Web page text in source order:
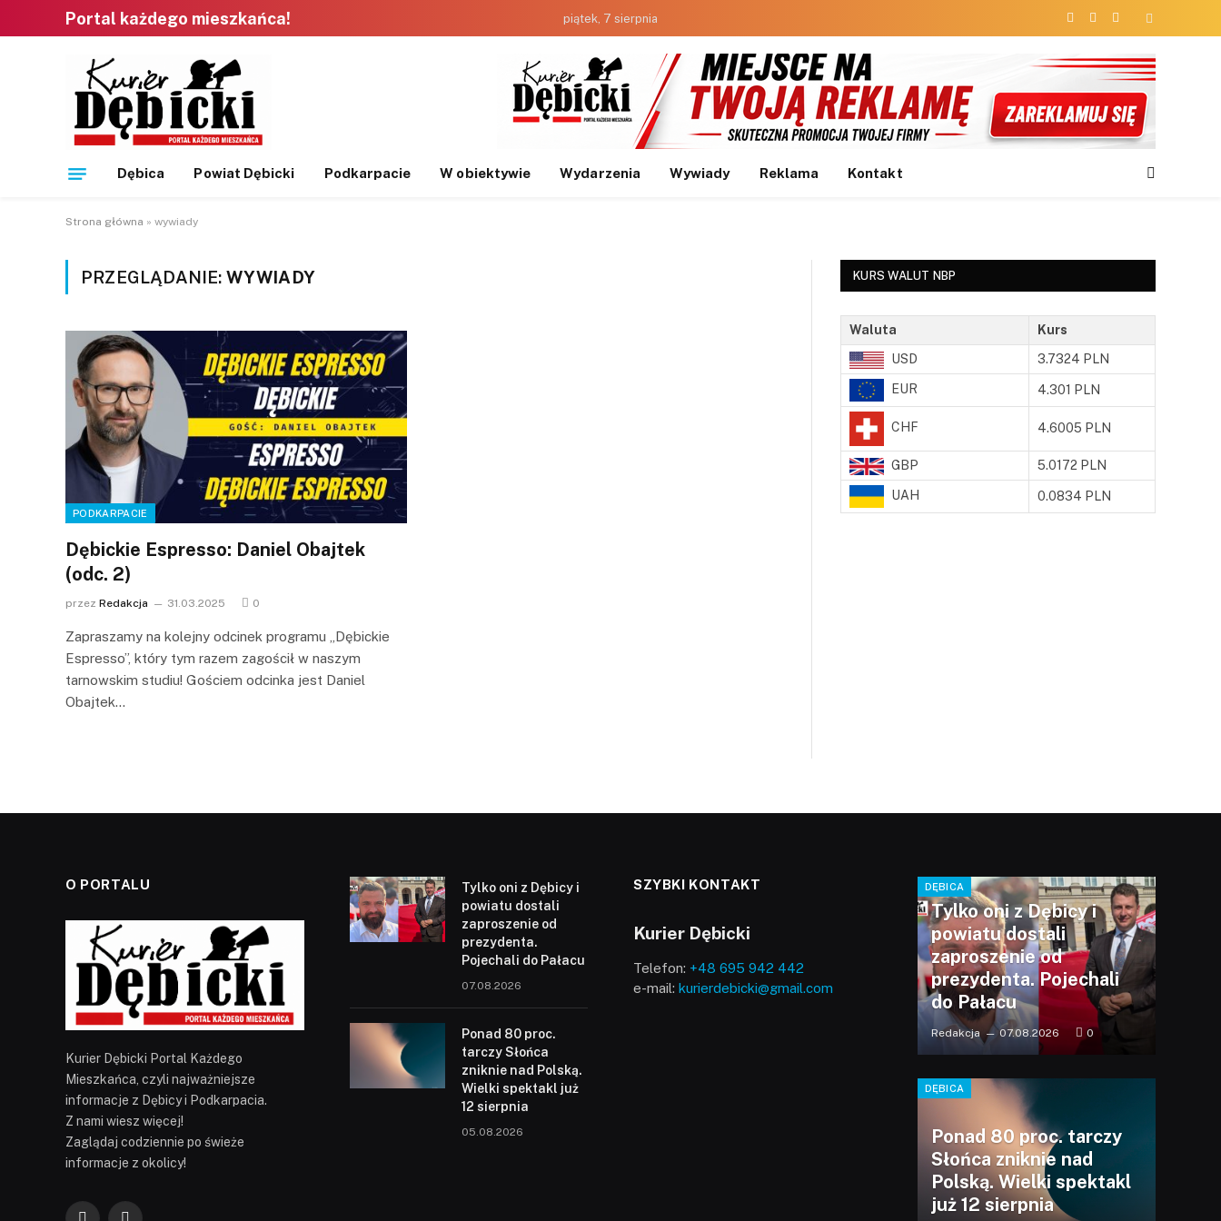
Portal każdego mieszkańca! piątek, 7 sierpnia
Facebook
X
Instagram
Dębica Powiat Dębicki Podkarpacie W obiektywie Wydarzenia Wywiady Reklama Kontakt
Strona główna » wywiady
PRZEGLĄDANIE: WYWIADY
PODKARPACIE
Dębickie Espresso: Daniel Obajtek
(odc. 2)
przez Redakcja 31.03.2025 0
Zapraszamy na kolejny odcinek programu „Dębickie
Espresso”, który tym razem zagościł w naszym
tarnowskim studiu! Gościem odcinka jest Daniel
Obajtek…
KURS WALUT NBP
Waluta
Kurs
USD
3.7324 PLN
EUR 4.301 PLN
CHF 4.6005 PLN
GBP 5.0172 PLN
UAH 0.0834 PLN
O PORTALU
Kurier Dębicki Portal Każdego
Mieszkańca, czyli najważniejsze
informacje z Dębicy i Podkarpacia.
Z nami wiesz więcej!
Zaglądaj codziennie po świeże
informacje z okolicy!
Tylko oni z Dębicy i
powiatu dostali
zaproszenie od
prezydenta.
Pojechali do Pałacu
07.08.2026
Ponad 80 proc.
tarczy Słońca
zniknie nad Polską.
Wielki spektakl już
12 sierpnia
05.08.2026
SZYBKI KONTAKT
Kurier Dębicki
Telefon: +48 695 942 442
e-mail: kurierdebicki@gmail.com
DĘBICA
Tylko oni z Dębicy i
powiatu dostali
zaproszenie od
prezydenta. Pojechali
do Pałacu
Redakcja 07.08.2026 0
DĘBICA
Ponad 80 proc. tarczy
Słońca zniknie nad
Polską. Wielki spektakl
już 12 sierpnia